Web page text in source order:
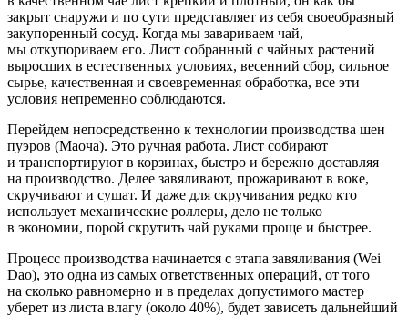
закрыт снаружи и по сути представляет из себя своеобразный
закупоренный сосуд. Когда мы завариваем чай,
мы откупориваем его. Лист собранный с чайных растений
выросших в естественных условиях, весенний сбор, сильное
сырье, качественная и своевременная обработка, все эти
условия непременно соблюдаются.
Перейдем непосредственно к технологии производства шен
пуэров (Маоча). Это ручная работа. Лист собирают
и транспортируют в корзинах, быстро и бережно доставляя
на производство. Делее завяливают, прожаривают в воке,
скручивают и сушат. И даже для скручивания редко кто
использует механические роллеры, дело не только
в экономии, порой скрутить чай руками проще и быстрее.
Процесс производства начинается с этапа завяливания (Wei
Dao), это одна из самых ответственных операций, от того
на сколько равномерно и в пределах допустимого мастер
уберет из листа влагу (около 40%), будет зависеть дальнейший